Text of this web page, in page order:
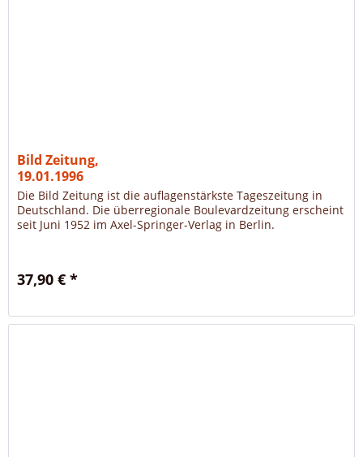
Bild Zeitung,
19.01.1996
Die Bild Zeitung ist die auflagenstärkste Tageszeitung in
Deutschland. Die überregionale Boulevardzeitung erscheint
seit Juni 1952 im Axel-Springer-Verlag in Berlin.
37,90 € *